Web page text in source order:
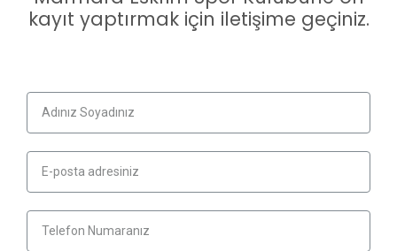
kayıt yaptırmak için iletişime geçiniz.